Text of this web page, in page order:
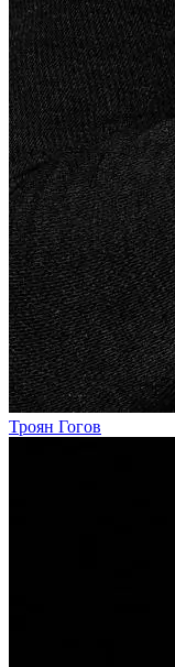
Троян Гогов